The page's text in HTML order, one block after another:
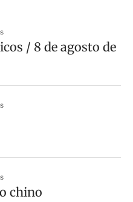
/ 8 de agosto de
chino